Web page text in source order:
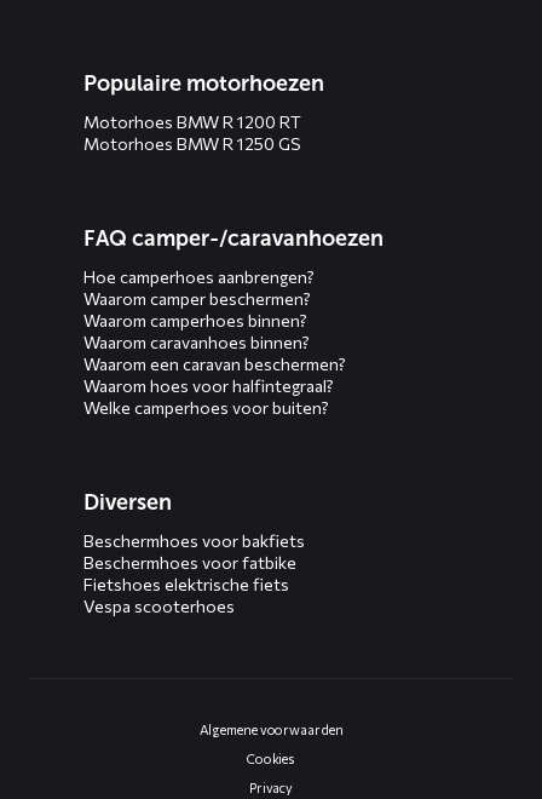
Populaire motorhoezen
Motorhoes BMW R 1200 RT
Motorhoes BMW R 1250 GS
FAQ camper-/caravanhoezen
Hoe camperhoes aanbrengen?
Waarom camper beschermen?
Waarom camperhoes binnen?
Waarom caravanhoes binnen?
Waarom een caravan beschermen?
Waarom hoes voor halfintegraal?
Welke camperhoes voor buiten?
Diversen
Beschermhoes voor bakfiets
Beschermhoes voor fatbike
Fietshoes elektrische fiets
Vespa scooterhoes
Algemene voorwaarden
Cookies
Privacy